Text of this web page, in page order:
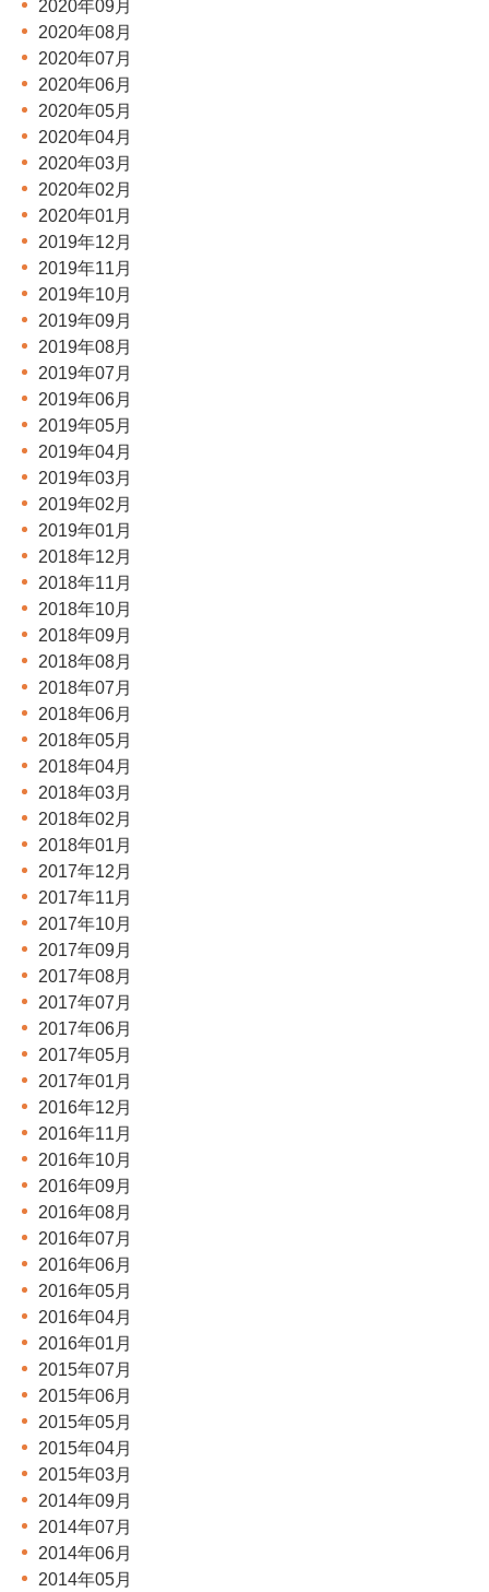
2020年09月
2020年08月
2020年07月
2020年06月
2020年05月
2020年04月
2020年03月
2020年02月
2020年01月
2019年12月
2019年11月
2019年10月
2019年09月
2019年08月
2019年07月
2019年06月
2019年05月
2019年04月
2019年03月
2019年02月
2019年01月
2018年12月
2018年11月
2018年10月
2018年09月
2018年08月
2018年07月
2018年06月
2018年05月
2018年04月
2018年03月
2018年02月
2018年01月
2017年12月
2017年11月
2017年10月
2017年09月
2017年08月
2017年07月
2017年06月
2017年05月
2017年01月
2016年12月
2016年11月
2016年10月
2016年09月
2016年08月
2016年07月
2016年06月
2016年05月
2016年04月
2016年01月
2015年07月
2015年06月
2015年05月
2015年04月
2015年03月
2014年09月
2014年07月
2014年06月
2014年05月